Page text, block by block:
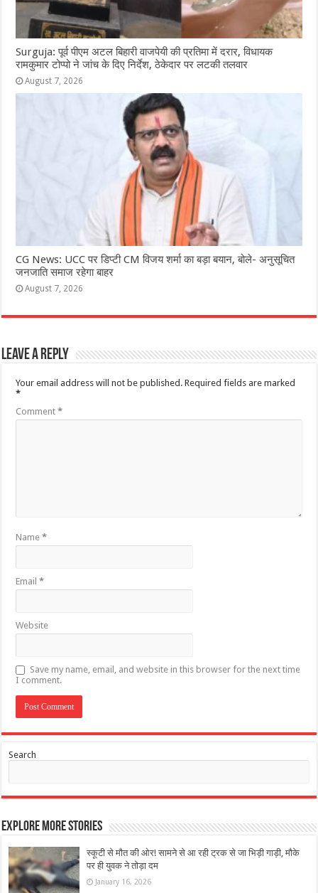
Surguja: पूर्व पीएम अटल बिहारी वाजपेयी की प्रतिमा में दरार, विधायक
रामकुमार टोप्पो ने जांच के दिए निर्देश, ठेकेदार पर लटकी तलवार
August 7, 2026
CG News: UCC पर डिप्टी CM विजय शर्मा का बड़ा बयान, बोले- अनुसूचित
जनजाति समाज रहेगा बाहर
August 7, 2026
Leave a Reply
Your email address will not be published. Required fields are marked
*
Comment*
Name*
Email*
Website
Save my name, email, and website in this browser for the next time
I comment.
Search
Explore More Stories
स्कूटी से मौत की ओर! सामने से आ रही ट्रक से जा भिड़ी गाड़ी, मौके
पर ही युवक ने तोड़ा दम
January 16, 2026